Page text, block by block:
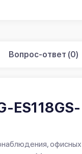
Вопрос-ответ (0)
ES118GS-
офисных